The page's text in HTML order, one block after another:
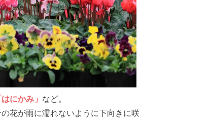
にかみ」 など。
花が雨に濡れないように下向きに咲